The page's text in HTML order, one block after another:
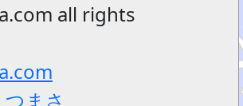
all rights
まさ